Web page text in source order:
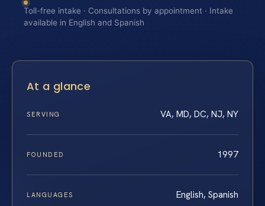
Toll-free intake · Consultations by appointment · Intake
available in English and Spanish
At a glance
SERVING VA, MD, DC, NJ, NY
FOUNDED 1997
LANGUAGES English, Spanish